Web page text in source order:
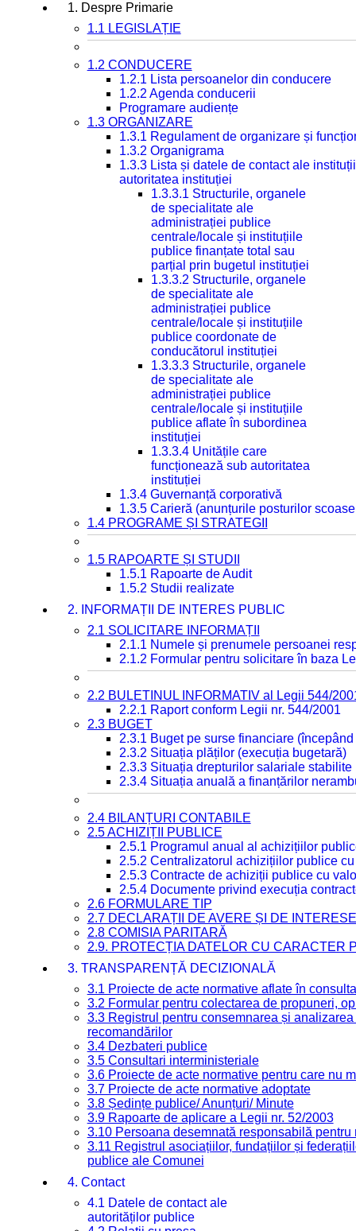
1. Despre Primarie
1.1 LEGISLAȚIE
1.2 CONDUCERE
1.2.1 Lista persoanelor din conducere
1.2.2 Agenda conducerii
Programare audiențe
1.3 ORGANIZARE
1.3.1 Regulament de organizare și
1.3.2 Organigrama
1.3.3 Lista și datele de contact ale
autoritatea instituției
1.3.3.1 Structurile, organele
de specialitate ale
administrației publice
centrale/locale și instituțiile
publice finanțate total sau
parțial prin bugetul instituției
1.3.3.2 Structurile, organele
de specialitate ale
administrației publice
centrale/locale și instituțiile
publice coordonate de
conducătorul instituției
1.3.3.3 Structurile, organele
de specialitate ale
administrației publice
centrale/locale și instituțiile
publice aflate în subordinea
instituției
1.3.3.4 Unitățile care
funcționează sub autoritatea
instituției
1.3.4 Guvernanță corporativă
1.3.5 Carieră (anunțurile posturilor
1.4 PROGRAME ȘI STRATEGII
1.5 RAPOARTE ȘI STUDII
1.5.1 Rapoarte de Audit
1.5.2 Studii realizate
2. INFORMAȚII DE INTERES PUBLIC
2.1 SOLICITARE INFORMAȚII
2.1.1 Numele și prenumele persoanei
2.1.2 Formular pentru solicitare în baza
2.2 BULETINUL INFORMATIV al Legii 544/
2.2.1 Raport conform Legii nr. 544/2001
2.3 BUGET
2.3.1 Buget pe surse financiare
2.3.2 Situația plăților (execuția bugetară)
2.3.3 Situația drepturilor salariale
2.3.4 Situația anuală a finanțărilor
2.4 BILANȚURI CONTABILE
2.5 ACHIZIȚII PUBLICE
2.5.1 Programul anual al achizițiilor
2.5.2 Centralizatorul achizițiilor publice
2.5.3 Contracte de achiziții publice cu
2.5.4 Documente privind execuția
2.6 FORMULARE TIP
2.7 DECLARAȚII DE AVERE ȘI DE INTERESE
2.8 COMISIA PARITARĂ
2.9. PROTECȚIA DATELOR CU CARACTER
3. TRANSPARENȚĂ DECIZIONALĂ
3.1 Proiecte de acte normative aflate în
3.2 Formular pentru colectarea de propuneri,
3.3 Registrul pentru consemnarea și
recomandărilor
3.4 Dezbateri publice
3.5 Consultari interministeriale
3.6 Proiecte de acte normative pentru care nu
3.7 Proiecte de acte normative adoptate
3.8 Ședințe publice/ Anunțuri/ Minute
3.9 Rapoarte de aplicare a Legii nr. 52/2003
3.10 Persoana desemnată responsabilă
3.11 Registrul asociațiilor, fundațiilor și
publice ale Comunei
4. Contact
4.1 Datele de contact ale
autorităților publice